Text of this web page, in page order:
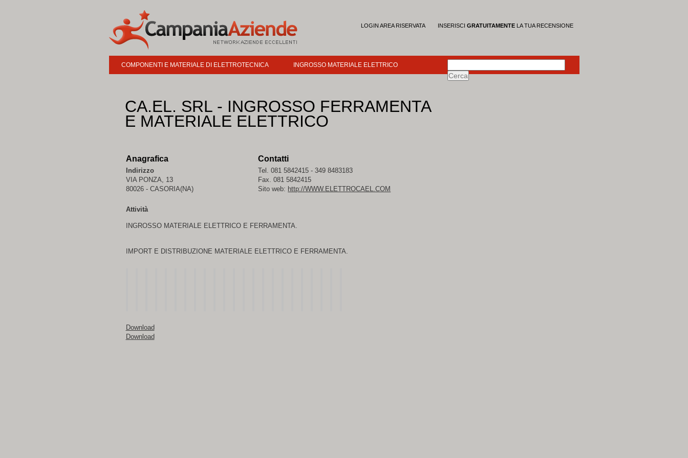
LOGIN AREA RISERVATA INSERISCI GRATUITAMENTELA TUA RECENSIONE
COMPONENTI E MATERIALE DI ELETTROTECNICA INGROSSO MATERIALE ELETTRICO
CA.EL. SRL - INGROSSO FERRAMENTA
E MATERIALE ELETTRICO
Anagrafica
Indirizzo
VIA PONZA, 13
80026 - CASORIA(NA)
Contatti
Tel. 081 5842415 - 349 8483183
Fax. 081 5842415
Sito web: http://WWW.ELETTROCAEL.COM
Attività
INGROSSO MATERIALE ELETTRICO E FERRAMENTA.
IMPORT E DISTRIBUZIONE MATERIALE ELETTRICO E FERRAMENTA.
Download
Download